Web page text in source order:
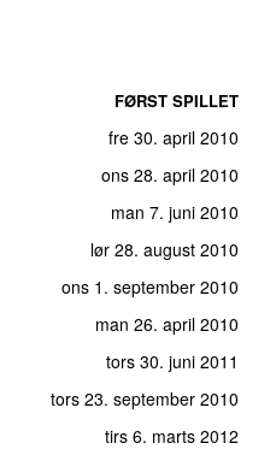
FØRST SPILLET
fre 30. april 2010
ons 28. april 2010
man 7. juni 2010
lør 28. august 2010
ons 1. september 2010
man 26. april 2010
tors 30. juni 2011
tors 23. september 2010
tirs 6. marts 2012